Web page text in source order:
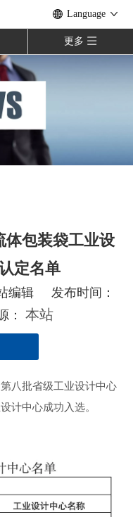
Language
更多
体包装袋工业设
定名单
编辑 发布时间：
本站
八批省级工业设计中心
计中心成功入选。